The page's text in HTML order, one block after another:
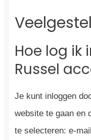
Hoe log ik
Russel
Je kunt inloggen
website te gaan en
te selecteren: e-